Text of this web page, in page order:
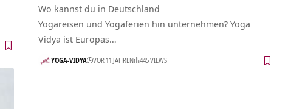
Wo kannst du in Deutschland
Yogareisen und Yogaferien hin unternehmen? Yoga
Vidya ist Europas…
YOGA-VIDYA VOR 11 JAHREN 445 VIEWS